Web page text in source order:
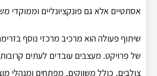
אסתטיים אלא גם פונקציונליים וממוקדי
שיתוף פעולה הוא מרכיב מרכזי נוסף
של פרויקט. מעצבים עובדים לעתים
צולבים, כולל משווקים, מפתחים ומנהלי